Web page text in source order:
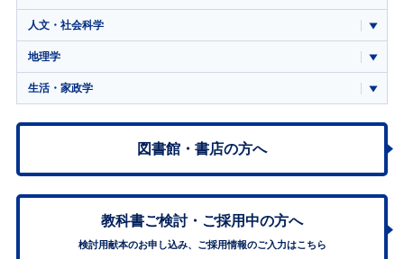
人文・社会科学
地理学
生活・家政学
図書館・書店の方へ
教科書ご検討・ ご採用中の方へ
検討用献本のお申し込み、ご採用情報のご入力はこちら